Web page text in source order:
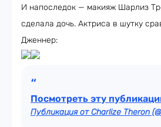
И напоследок — макияж Шарлиз
сделала дочь. Актриса в шутку
Дженнер:
Посмотреть эту
Публикация от Charlize Theron